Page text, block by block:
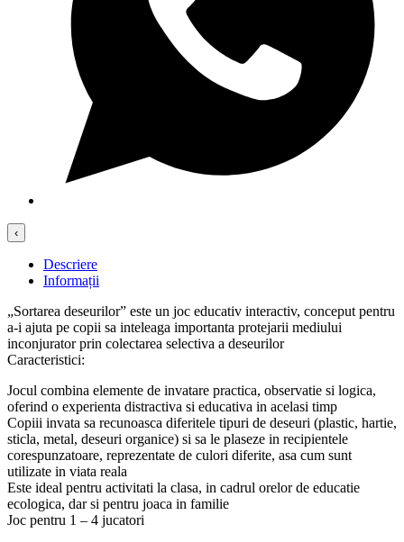
‹
Descriere
Informații
„Sortarea deseurilor” este un joc educativ interactiv, conceput pentru
a-i ajuta pe copii sa inteleaga importanta protejarii mediului
inconjurator prin colectarea selectiva a deseurilor
Caracteristici:
Jocul combina elemente de invatare practica, observatie si logica,
oferind o experienta distractiva si educativa in acelasi timp
Copiii invata sa recunoasca diferitele tipuri de deseuri (plastic, hartie,
sticla, metal, deseuri organice) si sa le plaseze in recipientele
corespunzatoare, reprezentate de culori diferite, asa cum sunt
utilizate in viata reala
Este ideal pentru activitati la clasa, in cadrul orelor de educatie
ecologica, dar si pentru joaca in familie
Joc pentru 1 – 4 jucatori